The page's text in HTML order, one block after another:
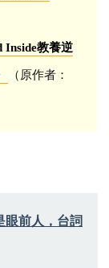
Inside教養逆
（原作者：
眼前人，台詞